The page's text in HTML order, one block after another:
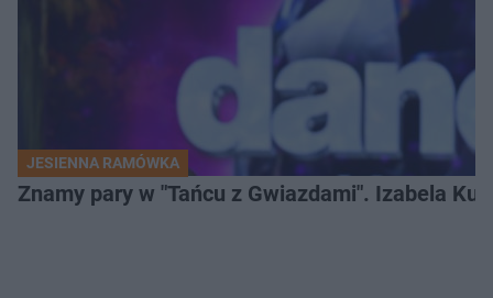
JESIENNA RAMÓWKA
Znamy pary w "Tańcu z Gwiazdami". Izabela